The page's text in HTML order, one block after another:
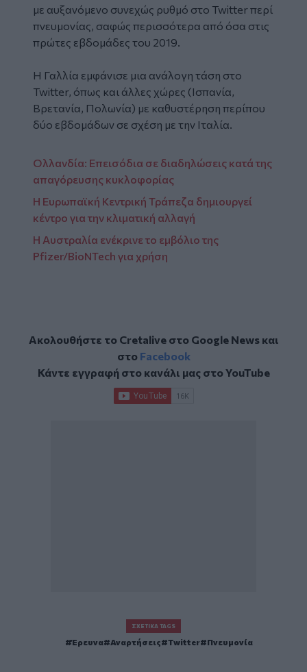
με αυξανόμενο συνεχώς ρυθμό στο Twitter περί
πνευμονίας, σαφώς περισσότερα από όσα στις
πρώτες εβδομάδες του 2019.
Η Γαλλία εμφάνισε μια ανάλογη τάση στο
Twitter, όπως και άλλες χώρες (Ισπανία,
Βρετανία, Πολωνία) με καθυστέρηση περίπου
δύο εβδομάδων σε σχέση με την Ιταλία.
Ολλανδία: Επεισόδια σε διαδηλώσεις κατά της
απαγόρευσης κυκλοφορίας
H Ευρωπαϊκή Κεντρική Τράπεζα δημιουργεί
κέντρο για την κλιματική αλλαγή
Η Αυστραλία ενέκρινε το εμβόλιο της
Pfizer/BioNTech για χρήση
Ακολουθήστε το Cretalive στο Google Newsκαι
στο Facebook
Κάντε εγγραφή στο κανάλι μας στοYouTube
ΣΧΕΤΙΚΆ TAGS
Έρευνα Αναρτήσεις Twitter Πνευμονία